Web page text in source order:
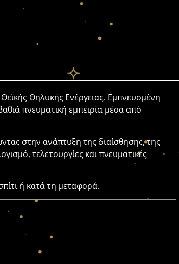
Θηλυκής Ενέργειας. Εμπνευσμένη
πνευματική εμπειρία μέσα από
στην ανάπτυξη της διαίσθησης, της
τελετουργίες και πνευματικές
ή κατά τη μεταφορά.